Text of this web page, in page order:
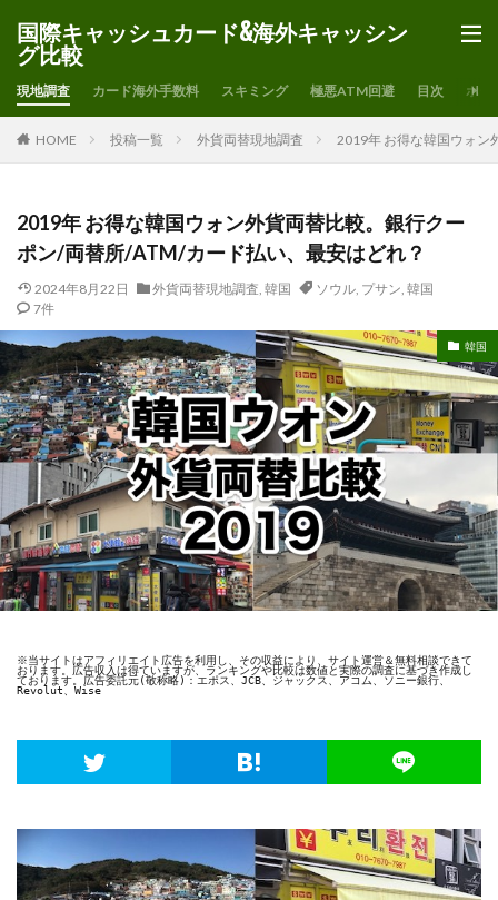
国際キャッシュカード&海外キャッシン
グ比較
現地調査 カード海外手数料 スキミング 極悪ATM回避 目次 ホー
HOME 投稿一覧 外貨両替現地調査 2019年 お得な韓国ウォン
2019年 お得な韓国ウォン外貨両替比較。銀行クー
ポン/両替所/ATM/カード払い、最安はどれ？
2024年8月22日 外貨両替現地調査, 韓国 ソウル, プサン, 韓国
7件
韓国
※当サイトはアフィリエイト広告を利用し、その収益により、サイト運営＆無料相談できて
おります。広告収入は得ていますが、ランキングや比較は数値と実際の調査に基づき作成し
ております。広告委託元(敬称略)：エポス、JCB、ジャックス、アコム、ソニー銀行、
Revolut、Wise